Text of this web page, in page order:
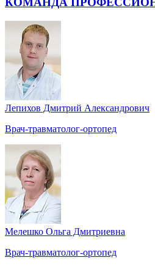
Лепихов Дмитрий Александрович
Врач-травматолог-ортопед
Мелешко Ольга Дмитриевна
Врач-травматолог-ортопед